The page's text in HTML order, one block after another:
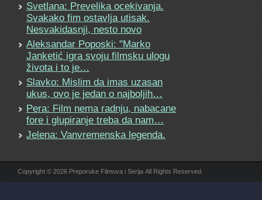
Svetlana: Prevelika ocekivanja.
Svakako fim ostavlja utisak.
Nesvakidasnji, nesto novo
Aleksandar Poposki: "Marko
Janketić igra svoju filmsku ulogu
života i to je…
Slavko: Mislim da imas uzasan
ukus, ovo je jedan o najboljih…
Pera: Film nema radnju, nabacane
fore i glupiranje treba da nam…
Jelena: Vanvremenska legenda.
Copyright © 2026 Preporuke Filmova i Serija All Rights Reserved.